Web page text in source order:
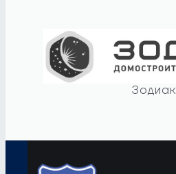
Зодиак